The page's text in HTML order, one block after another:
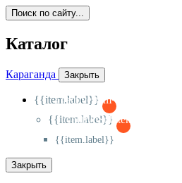
Поиск по сайту...
Каталог
Караганда Закрыть
{{item.label}}
{{activeItem==item.id?'-
{{item.label}}
{{activeSubitem==item.id?'-
{{item.label}}
Закрыть